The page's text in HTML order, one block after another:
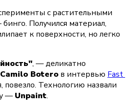
с растительными
Получился материал,
к поверхности, но легко
, — деликатно
Camilo Botero в интервью Fast
— Unpaint.